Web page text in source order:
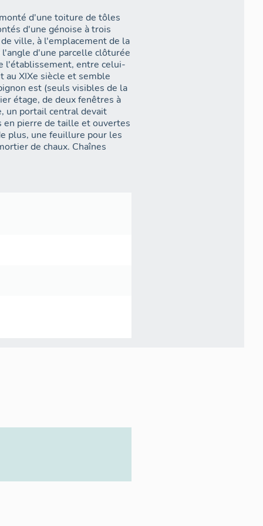
d'une toiture de tôles
d'une génoise à trois
ville, à l'emplacement de la
d'une parcelle clôturée
l'établissement, entre celui-
au XIXe siècle et semble
est (seuls visibles de la
étage, de deux fenêtres à
un portail central devait
en pierre de taille et ouvertes
plus, une feuillure pour les
de chaux. Chaînes